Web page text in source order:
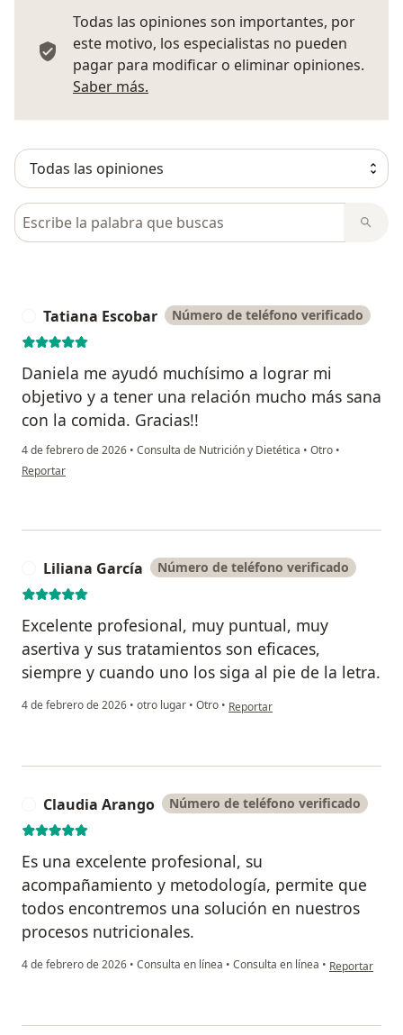
Todas las opiniones son importantes, por
este motivo, los especialistas no pueden
pagar para modificar o eliminar opiniones.
Saber más.
Busca en opiniones
Tatiana Escobar Número de teléfono verificado
Daniela me ayudó muchísimo a lograr mi
objetivo y a tener una relación mucho más sana
con la comida. Gracias!!
4 de febrero de 2026 • Consulta de Nutrición y Dietética • Otro •
en opinión del usuario Tatiana Escobar
Reportar
Liliana García Número de teléfono verificado
Excelente profesional, muy puntual, muy
asertiva y sus tratamientos son eficaces,
siempre y cuando uno los siga al pie de la letra.
4 de febrero de 2026 • otro lugar • Otro • en opinión del usuario Liliana
Reportar
Claudia Arango Número de teléfono verificado
Es una excelente profesional, su
acompañamiento y metodología, permite que
todos encontremos una solución en nuestros
procesos nutricionales.
4 de febrero de 2026 • Consulta en línea • Consulta en línea • en opinión
Reportar